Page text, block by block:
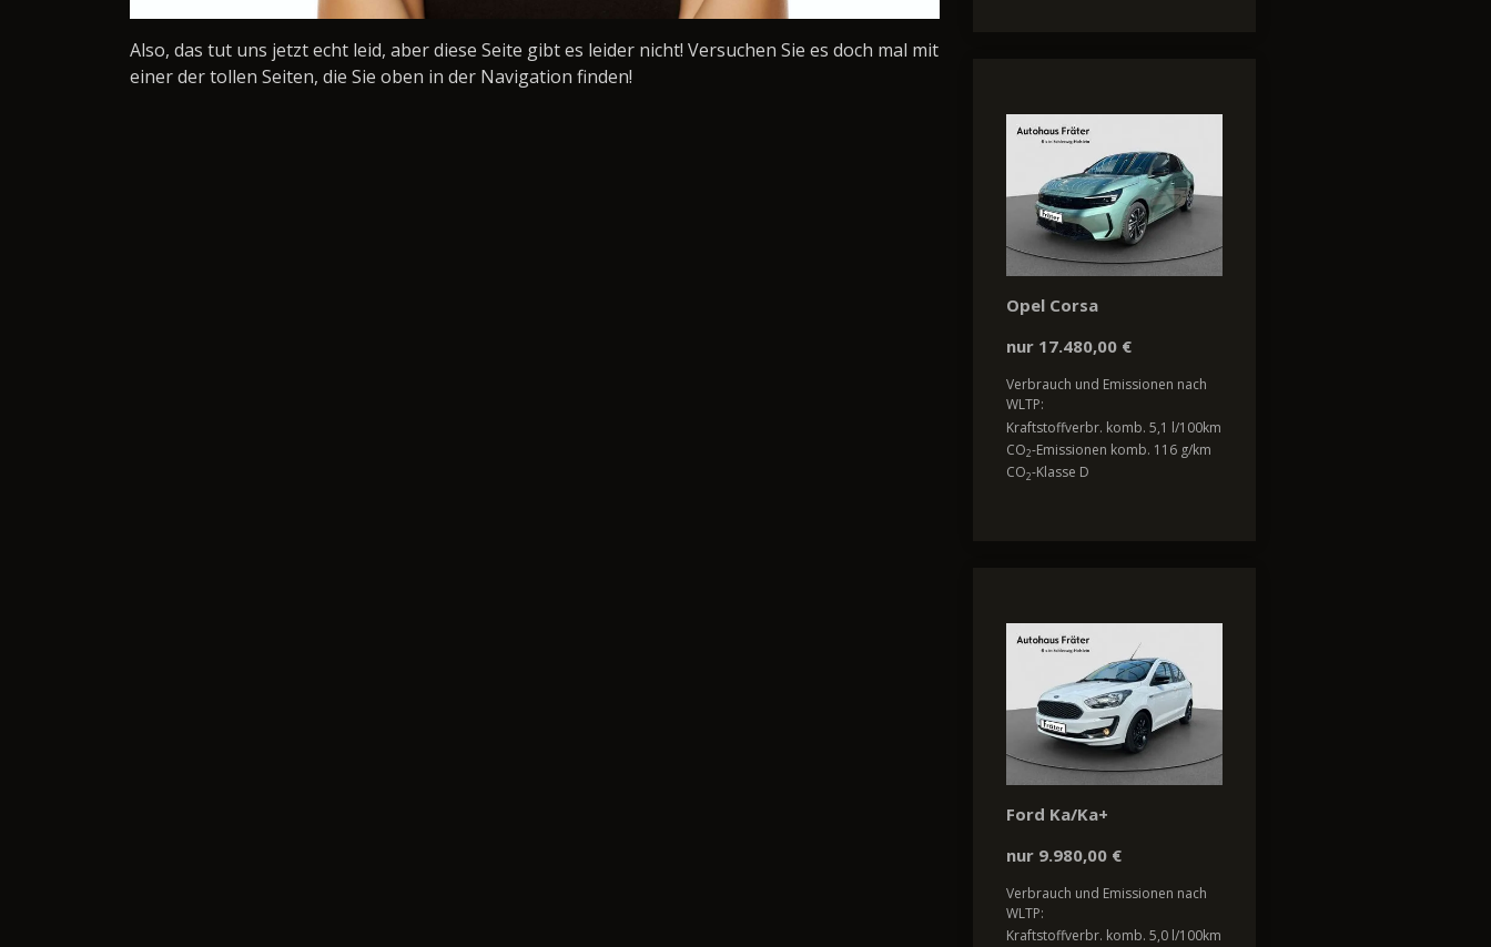
Also, das tut uns jetzt echt leid, aber diese Seite gibt es leider nicht! Versuchen Sie es doch mal mit
einer der tollen Seiten, die Sie oben in der Navigation finden!
Opel Corsa
nur 17.480,00 €
Verbrauch und Emissionen nach
WLTP:
Kraftstoffverbr. komb. 5,1 l/100km
CO2-Emissionen komb. 116 g/km
CO2-Klasse D
Ford Ka/Ka+
nur 9.980,00 €
Verbrauch und Emissionen nach
WLTP:
Kraftstoffverbr. komb. 5,0 l/100km